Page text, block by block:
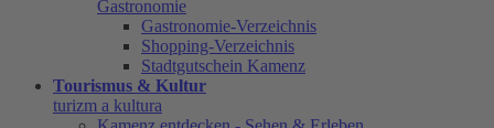
Gastronomie
Gastronomie-Verzeichnis
Shopping-Verzeichnis
Stadtgutschein Kamenz
Tourismus & Kultur
turizm a kultura